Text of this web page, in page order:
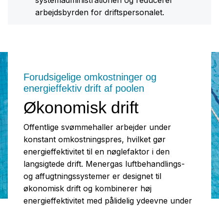
arbejdsbyrden for driftspersonalet.
Økonomisk drift
Forudsigelige omkostninger og
energieffektiv drift af poolen
Offentlige svømmehaller arbejder under
konstant omkostningspres, hvilket gør
energieffektivitet til en nøglefaktor i den
langsigtede drift. Menergas luftbehandlings-
og affugtningssystemer er designet til
økonomisk drift og kombinerer høj
energieffektivitet med pålidelig ydeevne under